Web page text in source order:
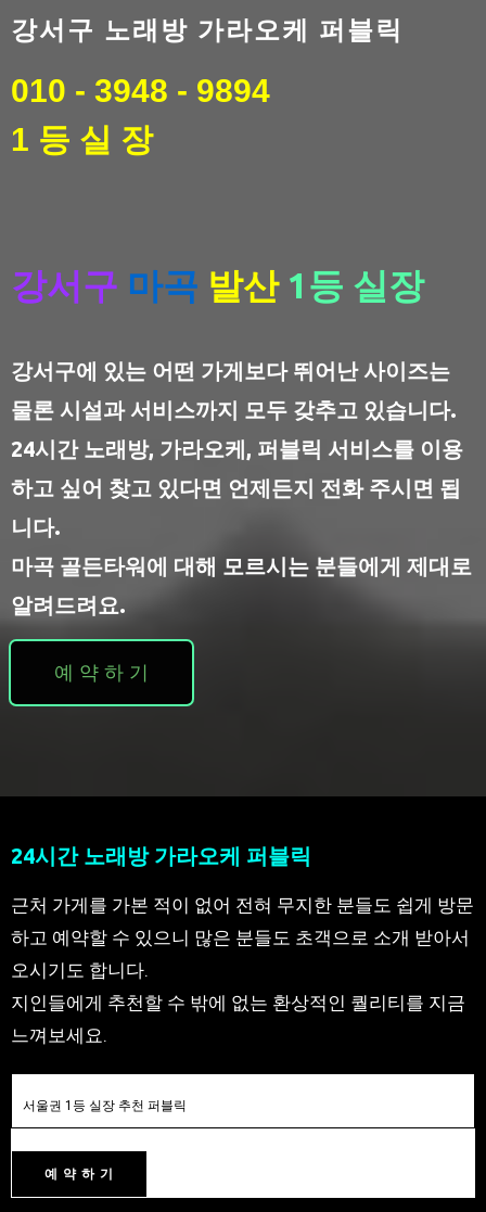
강서구 노래방 가라오케 퍼블릭
010 - 3948 - 9894
1 등 실 장
강서구 마곡 발산1등 실장
강서구에 있는 어떤 가게보다 뛰어난 사이즈는
물론 시설과 서비스까지 모두 갖추고 있습니다.
24시간 노래방, 가라오케, 퍼블릭 서비스를 이용
하고 싶어 찾고 있다면 언제든지 전화 주시면 됩
니다.
마곡 골든타워에 대해 모르시는 분들에게 제대로
알려드려요.
예 약 하 기
24시간 노래방 가라오케 퍼블릭
근처 가게를 가본 적이 없어 전혀 무지한 분들도 쉽게 방문
하고 예약할 수 있으니 많은 분들도 초객으로 소개 받아서
오시기도 합니다.
지인들에게 추천할 수 밖에 없는 환상적인 퀄리티를 지금
느껴보세요.
예 약 하 기